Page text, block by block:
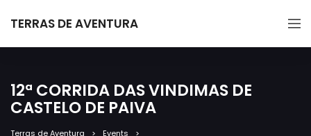
TERRAS DE AVENTURA
12ª CORRIDA DAS VINDIMAS DE
CASTELO DE PAIVA
Terras de Aventura
Events